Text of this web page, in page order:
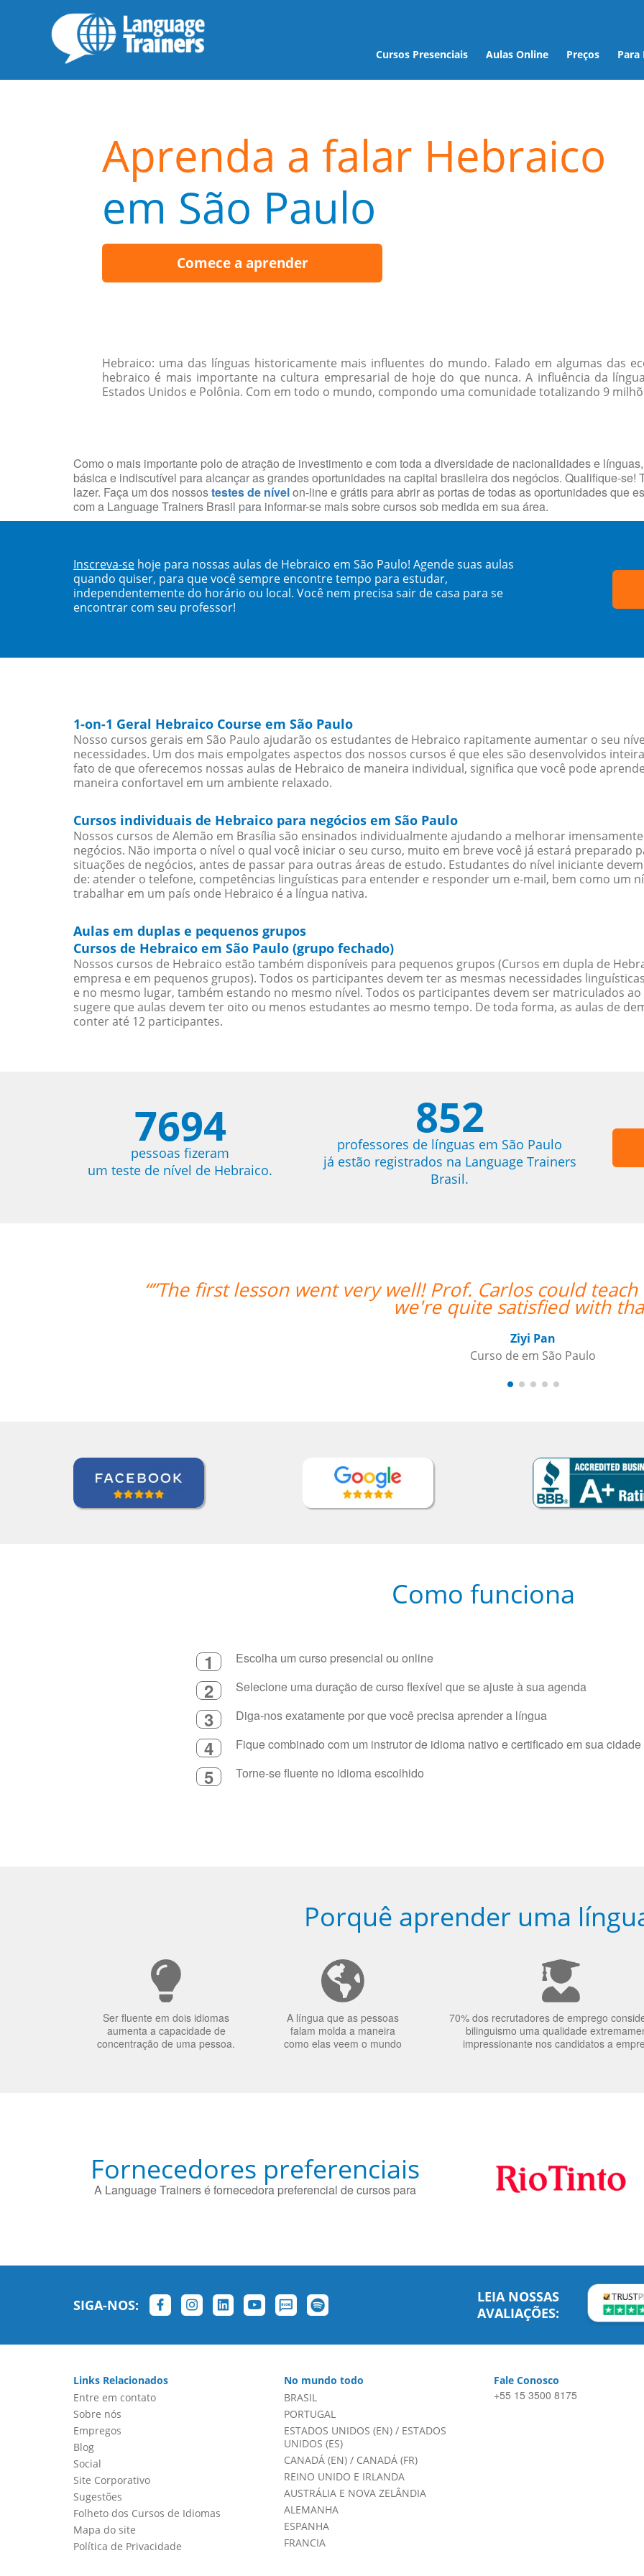
Cursos Presenciais Aulas Online Preços Para
Aprenda a falar Hebraico
em São Paulo
Comece a aprender
Hebraico: uma das línguas historicamente mais influentes do mundo. Falado em algumas das
hebraico é mais importante na cultura empresarial de hoje do que nunca. A influência da
Estados Unidos e Polônia. Com em todo o mundo, compondo uma comunidade totalizando 9
Como o mais importante polo de atração de investimento e com toda a diversidade de nacionalidades e
básica e indiscutível para alcançar as grandes oportunidades na capital brasileira dos negócios. Qualifique-se!
lazer. Faça um dos nossostestes de nívelon-line e grátis para abrir as portas de todas as oportunidades que
com a Language Trainers Brasil para informar-se mais sobre cursos sob medida em sua área.
Inscreva-se hoje para nossas aulas de Hebraico em São Paulo! Agende suas aulas
quando quiser, para que você sempre encontre tempo para estudar,
independentemente do horário ou local. Você nem precisa sair de casa para se
encontrar com seu professor!
1-on-1 Geral Hebraico Course em São Paulo
Nosso cursos gerais em São Paulo ajudarão os estudantes de Hebraico rapitamente aumentar o seu
necessidades. Um dos mais empolgates aspectos dos nossos cursos é que eles são desenvolvidos
fato de que oferecemos nossas aulas de Hebraico de maneira individual, significa que você pode
maneira confortavel em um ambiente relaxado.
Cursos individuais de Hebraico para negócios em São Paulo
Nossos cursos de Alemão em Brasília são ensinados individualmente ajudando a melhorar
negócios. Não importa o nível o qual você iniciar o seu curso, muito em breve você já estará preparado
situações de negócios, antes de passar para outras áreas de estudo. Estudantes do nível iniciante
de: atender o telefone, competências linguísticas para entender e responder um e-mail, bem como um
trabalhar em um país onde Hebraico é a língua nativa.
Aulas em duplas e pequenos grupos
Cursos de Hebraico em São Paulo (grupo fechado)
Nossos cursos de Hebraico estão também disponíveis para pequenos grupos (Cursos em dupla de
empresa e em pequenos grupos). Todos os participantes devem ter as mesmas necessidades
e no mesmo lugar, também estando no mesmo nível. Todos os participantes devem ser matriculados
sugere que aulas devem ter oito ou menos estudantes ao mesmo tempo. De toda forma, as aulas de
conter até 12 participantes.
7694
pessoas fizeram
um teste de nível de Hebraico.
852
professores de línguas em São Paulo
já estão registrados na Language Trainers
Brasil.
very well! Prof. Carlos could teach both in Chinese and English and
Como funciona
1 Escolha um curso presencial ou online
2 Selecione uma duração de curso flexível que se ajuste à sua agenda
3 Diga-nos exatamente por que você precisa aprender a língua
4 Fique combinado com um instrutor de idioma nativo e certificado em sua
5 Torne-se fluente no idioma escolhido
Porquê aprender uma
Ser fluente em dois idiomas
aumenta a capacidade de
concentração de uma pessoa.
A língua que as pessoas
falam molda a maneira
como elas veem o mundo
70% dos recrutadores de emprego
bilinguismo uma qualidade
impressionante nos candidatos a
Fornecedores preferenciais
A Language Trainers é fornecedora preferencial de cursos para
SIGA-NOS:
LEIA NOSSAS
AVALIAÇÕES:
Links Relacionados
Entre em contato
Sobre nós
Empregos
Blog
Social
Site Corporativo
Sugestões
Folheto dos Cursos de Idiomas
Mapa do site
Política de Privacidade
No mundo todo
BRASIL
PORTUGAL
ESTADOS UNIDOS (EN)/ ESTADOS
UNIDOS (ES)
CANADÁ (EN)/ CANADÁ (FR)
REINO UNIDO E IRLANDA
AUSTRÁLIA E NOVA ZELÂNDIA
ALEMANHA
ESPANHA
FRANCIA
Fale Conosco
+55 15 3500 8175